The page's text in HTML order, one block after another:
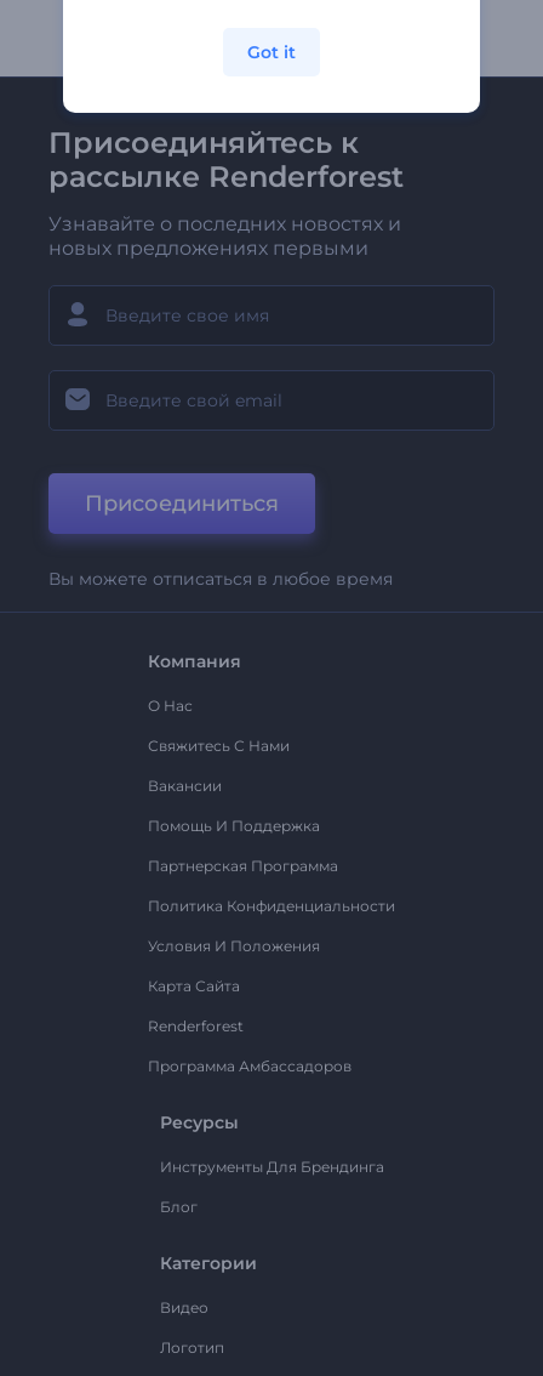
Присоединяйтесь к
рассылке Renderforest
Узнавайте о последних новостях и
новых предложениях первыми
Присоединиться
Вы можете отписаться в любое время
Компания
О Нас
Свяжитесь С Нами
Вакансии
Помощь И Поддержка
Партнерская Программа
Политика Конфиденциальности
Условия И Положения
Карта Сайта
Renderforest
Программа Амбассадоров
Ресурсы
Инструменты Для Брендинга
Блог
Категории
Видео
Логотип
Got it